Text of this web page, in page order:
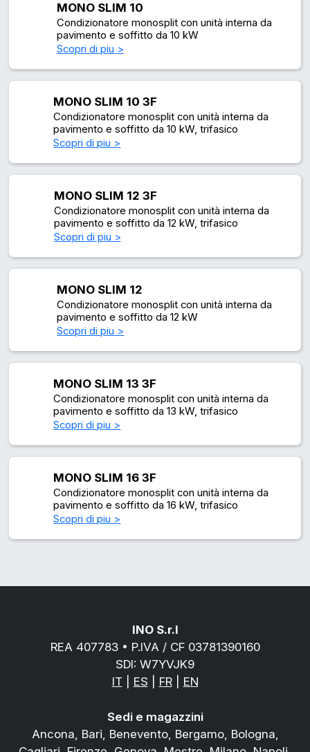
MONO SLIM 10
Condizionatore monosplit con unità interna da
pavimento e soffitto da 10 kW
Scopri di piu >
MONO SLIM 10 3F
Condizionatore monosplit con unità interna da
pavimento e soffitto da 10 kW, trifasico
Scopri di piu >
MONO SLIM 12 3F
Condizionatore monosplit con unità interna da
pavimento e soffitto da 12 kW, trifasico
Scopri di piu >
MONO SLIM 12
Condizionatore monosplit con unità interna da
pavimento e soffitto da 12 kW
Scopri di piu >
MONO SLIM 13 3F
Condizionatore monosplit con unità interna da
pavimento e soffitto da 13 kW, trifasico
Scopri di piu >
MONO SLIM 16 3F
Condizionatore monosplit con unità interna da
pavimento e soffitto da 16 kW, trifasico
Scopri di piu >
INO S.r.l
REA 407783 • P.IVA / CF 03781390160
SDI: W7YVJK9
IT
ES FR| EN
Sedi e magazzini
Ancona, Bari, Benevento, Bergamo, Bologna,